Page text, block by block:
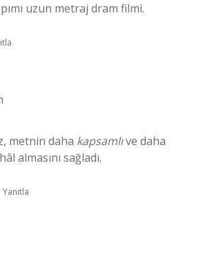
uzun metraj dram filmi.
metnin daha kapsamlıve daha
almasını sağladı.
Yanıtla